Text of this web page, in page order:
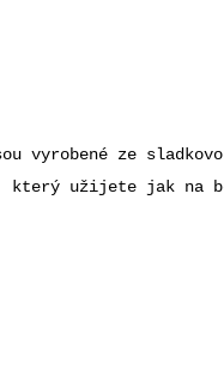
vyrobené ze
který užijete jak